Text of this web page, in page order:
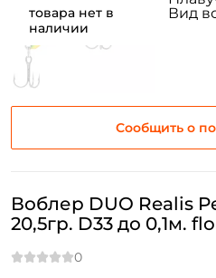
товара нет в
наличии
Сообщить о
Вид
Воблер DUO Realis
20,5гр. D33 до 0,1м.
Номер телефона: *
Придумайте пароль: *
Повторите пароль: *
Создать